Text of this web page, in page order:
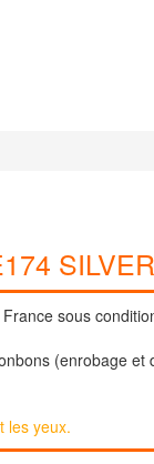
SILVER
sous
(enrobage et
les yeux.